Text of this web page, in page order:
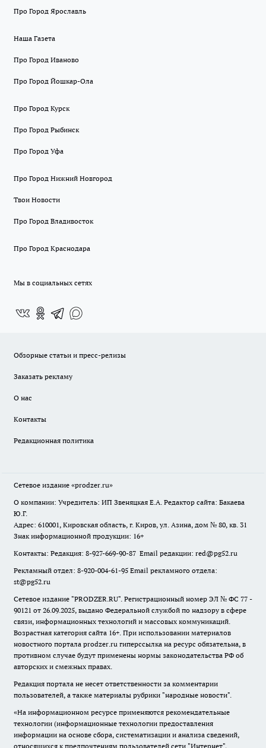
Про Город Ярославль
Наша Газета
Про Город Иваново
Про Город Йошкар-Ола
Про Город Курск
Про Город Рыбинск
Про Город Уфа
Про Город Нижний Новгород
Твои Новости
Про Город Владивосток
Про Город Краснодара
Мы в социальных сетях
Обзорные статьи и пресс-релизы
Заказать рекламу
О нас
Контакты
Редакционная политика
Сетевое издание «prodzer.ru»
О компании: Учредитель: ИП Звеняцкая Е.А. Редактор сайта: Бакаева
Ю.Г.
Адрес: 610001, Кировская область, г. Киров, ул. Азина, дом № 80, кв. 31
Знак информационной продукции: 16+
Контакты: Редакция: 8-927-669-90-87 Email редакции: red@pg52.ru
Рекламный отдел: 8-920-004-61-95 Email рекламного отдела:
st@pg52.ru
Сетевое издание "PRODZER.RU". Регистрационный номер ЭЛ № ФС 77 -
90121 от 26.09.2025, выдано Федеральной службой по надзору в сфере
связи, информационных технологий и массовых коммуникаций.
Возрастная категория сайта 16+. При использовании материалов
новостного портала prodzer.ru гиперссылка на ресурс обязательна, в
противном случае будут применены нормы законодательства РФ об
авторских и смежных правах.
Редакция портала не несет ответственности за комментарии
пользователей, а также материалы рубрики "народные новости".
«На информационном ресурсе применяются рекомендательные
технологии (информационные технологии предоставления
информации на основе сбора, систематизации и анализа сведений,
относящихся к предпочтениям пользователей сети "Интернет",